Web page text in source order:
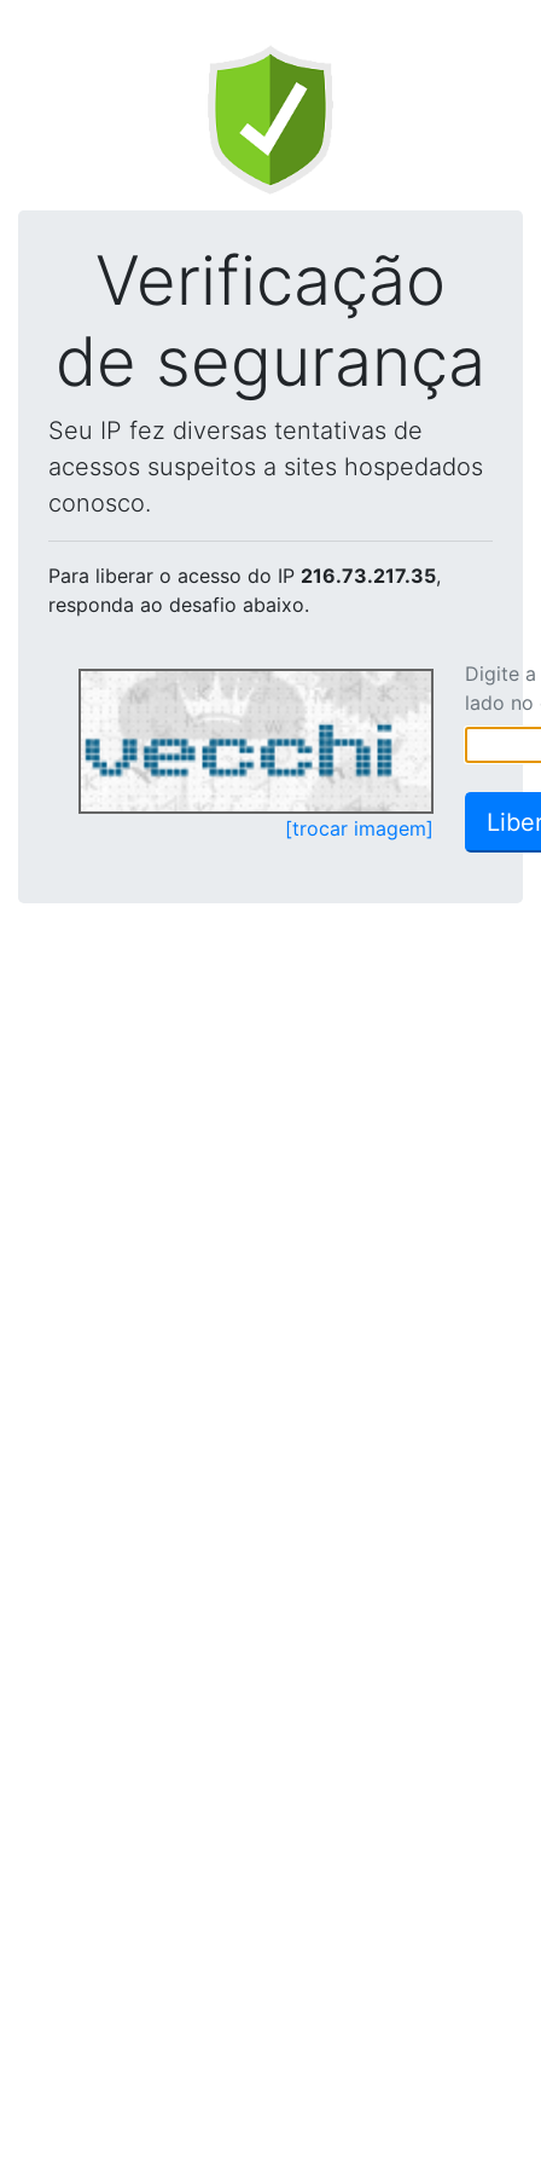
Verificação
de segurança
Seu IP fez diversas tentativas de
acessos suspeitos a sites hospedados
conosco.
Para liberar o acesso do IP 216.73.217.35,
responda ao desafio abaixo.
[trocar imagem]
Digite
lado no